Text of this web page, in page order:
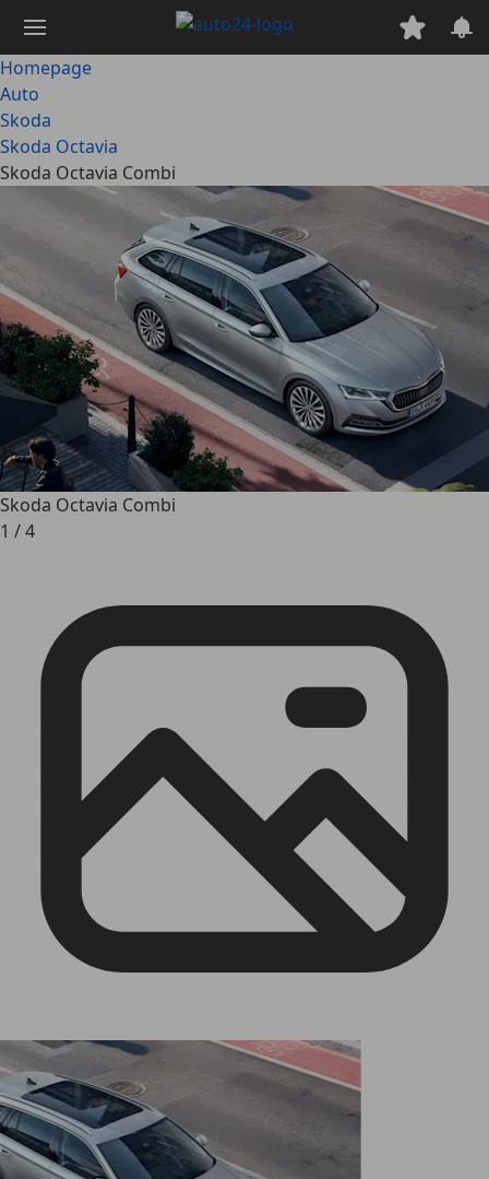
naar
hoofdinhoud
Homepage
Auto
Skoda
Skoda Octavia
Skoda Octavia Combi
Skoda Octavia Combi
1 /4